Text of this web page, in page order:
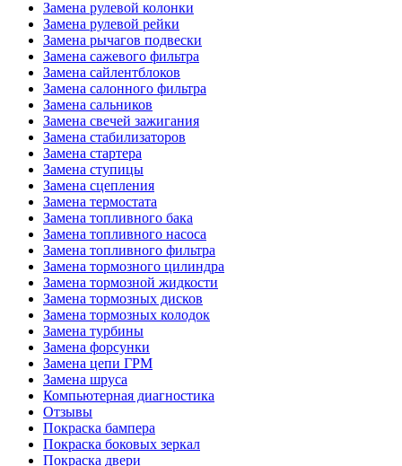
Замена рулевой колонки
Замена рулевой рейки
Замена рычагов подвески
Замена сажевого фильтра
Замена сайлентблоков
Замена салонного фильтра
Замена сальников
Замена свечей зажигания
Замена стабилизаторов
Замена стартера
Замена ступицы
Замена сцепления
Замена термостата
Замена топливного бака
Замена топливного насоса
Замена топливного фильтра
Замена тормозного цилиндра
Замена тормозной жидкости
Замена тормозных дисков
Замена тормозных колодок
Замена турбины
Замена форсунки
Замена цепи ГРМ
Замена шруса
Компьютерная диагностика
Отзывы
Покраска бампера
Покраска боковых зеркал
Покраска двери